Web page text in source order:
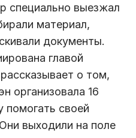
специально выезжал
материал,
документы.
главой
о том,
организовала 16
помогать своей
выходили на поле